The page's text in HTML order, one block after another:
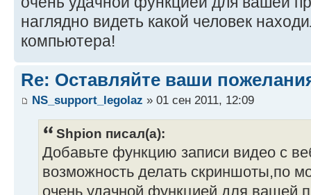
наглядно видеть какой человек
компьютера!
Re: Оставляйте ваши
NS_support_legolaz » 01 сен 2011, 12:09
Shpion писал(а):
Добавьте функцию записи видео с
возможность делать скриншоты,по
очень удачной функцией для